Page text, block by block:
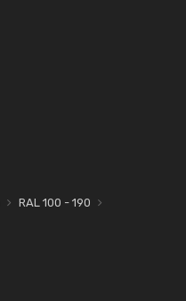
RAL 100 - 190